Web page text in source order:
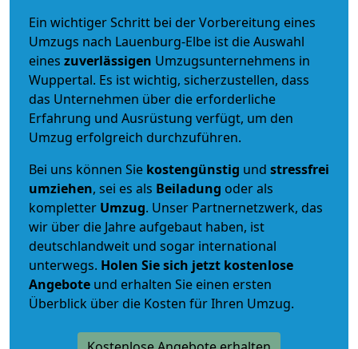
Ein wichtiger Schritt bei der Vorbereitung eines
Umzugs nach Lauenburg-Elbe ist die Auswahl
eines zuverlässigen Umzugsunternehmens in
Wuppertal. Es ist wichtig, sicherzustellen, dass
das Unternehmen über die erforderliche
Erfahrung und Ausrüstung verfügt, um den
Umzug erfolgreich durchzuführen.
Bei uns können Sie kostengünstig und stressfrei
umziehen, sei es als Beiladung oder als
kompletter Umzug. Unser Partnernetzwerk, das
wir über die Jahre aufgebaut haben, ist
deutschlandweit und sogar international
unterwegs. Holen Sie sich jetzt kostenlose
Angebote und erhalten Sie einen ersten
Überblick über die Kosten für Ihren Umzug.